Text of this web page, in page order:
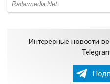
Интересные новости